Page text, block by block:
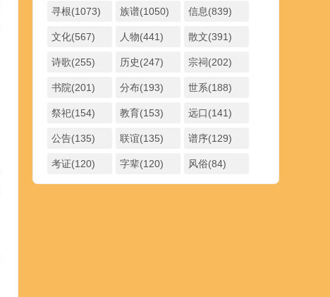
寻根(1073) 族谱(1050) 信息(839)
文化(567) 人物(441) 散文(391)
诗歌(255) 历史(247) 宗祠(202)
书院(201) 分布(193) 世系(188)
祭祀(154) 教育(153) 远口(141)
公告(135) 联谊(135) 谱序(129)
考证(120) 字辈(120) 风俗(84)